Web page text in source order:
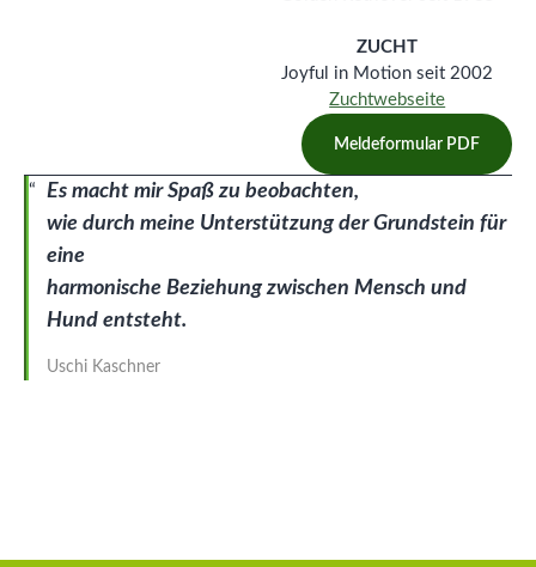
ZUCHT
Joyful in Motion seit 2002
Zuchtwebseite
Meldeformular PDF
Es macht mir Spaß zu beobachten,
wie durch meine Unterstützung der Grundstein für
eine
harmonische Beziehung zwischen Mensch und
Hund entsteht.
Uschi Kaschner